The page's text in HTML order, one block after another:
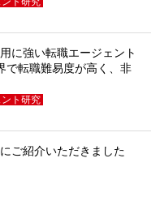
に強い転職エージェント
で転職難易度が高く、非
ト研究
ご紹介いただきました